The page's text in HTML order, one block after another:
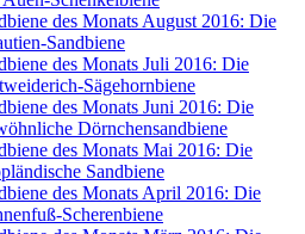
des Monats August 2016: Die
Sandbiene
des Monats Juli 2016: Die
Sägehornbiene
des Monats Juni 2016: Die
Dörnchensandbiene
des Monats Mai 2016: Die
Sandbiene
des Monats April 2016: Die
Scherenbiene